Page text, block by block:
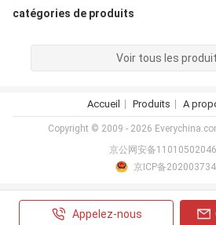
catégories de produits
Voir tous les
Appelez-nous
Accueil Produits A
Copyright © 2009 - 2026
京公网安备
京ICP备